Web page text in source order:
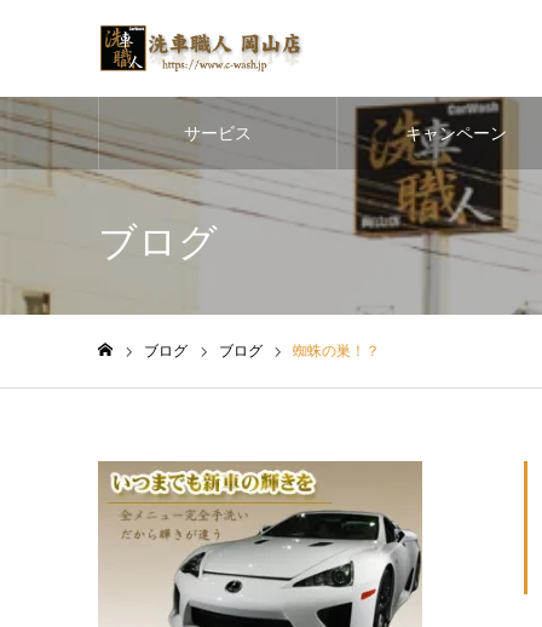
サービス キャンペーン
ブログ
ブログ ブログ 蜘蛛の巣！？